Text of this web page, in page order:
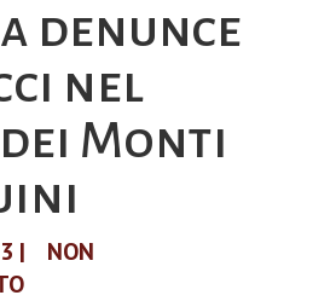
denunce
nel
Monti
|
NON